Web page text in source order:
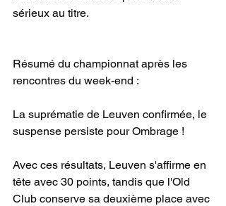
sérieux au titre.
Résumé du championnat après les
rencontres du week-end :
La suprématie de Leuven confirmée, le
suspense persiste pour Ombrage !
Avec ces résultats, Leuven s'affirme en
tête avec 30 points, tandis que l'Old
Club conserve sa deuxième place avec